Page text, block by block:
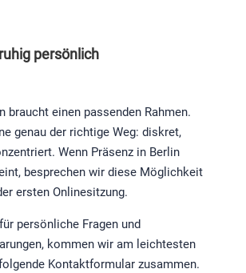
persönlich
braucht einen passenden Rahmen.
genau der richtige Weg: diskret,
Wenn Präsenz in Berlin
besprechen wir diese Möglichkeit
ersten Onlinesitzung.
persönliche Fragen und
kommen wir am leichtesten
Kontaktformular zusammen.